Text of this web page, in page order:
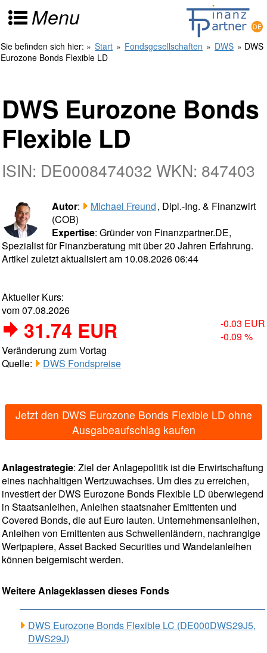
Menu
Sie befinden sich hier: » Start » Fondsgesellschaften » DWS » DWS
Eurozone Bonds Flexible LD
DWS Eurozone Bonds
Flexible LD
ISIN: DE0008474032 WKN: 847403
Autor: Michael Freund, Dipl.-Ing. & Finanzwirt
(COB)
Expertise: Gründer von Finanzpartner.DE,
Spezialist für Finanzberatung mit über 20 Jahren Erfahrung.
Artikel zuletzt aktualisiert am 10.08.2026 06:44
Aktueller Kurs:
vom 07.08.2026
31.74 EUR
-0.03 EUR
-0.09 %
Veränderung zum Vortag
Quelle:
DWS Fondspreise
Jetzt den DWS Eurozone Bonds Flexible LD ohne
Ausgabeaufschlag kaufen
Anlagestrategie: Ziel der Anlagepolitik ist die Erwirtschaftung
eines nachhaltigen Wertzuwachses. Um dies zu erreichen,
investiert der DWS Eurozone Bonds Flexible LD überwiegend
in Staatsanleihen, Anleihen staatsnaher Emittenten und
Covered Bonds, die auf Euro lauten. Unternehmensanleihen,
Anleihen von Emittenten aus Schwellenländern, nachrangige
Wertpapiere, Asset Backed Securities und Wandelanleihen
können beigemischt werden.
Weitere Anlageklassen dieses Fonds
DWS Eurozone Bonds Flexible LC (DE000DWS29J5,
DWS29J)